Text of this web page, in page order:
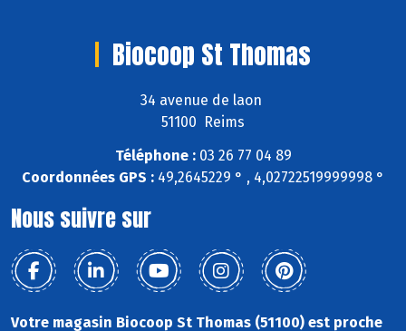
Biocoop St Thomas
34 avenue de laon
51100 Reims
Téléphone :03 26 77 04 89
Coordonnées GPS : 49,2645229 ° , 4,02722519999998 °
Nous suivre sur
Votre magasin Biocoop St Thomas (51100) est proche